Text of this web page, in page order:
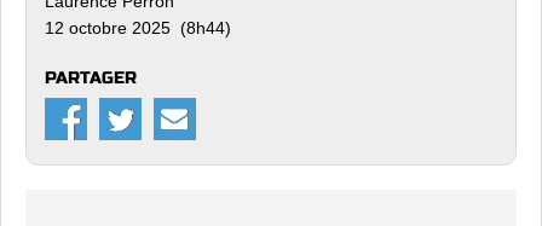
12 octobre 2025 (8h44)
PARTAGER